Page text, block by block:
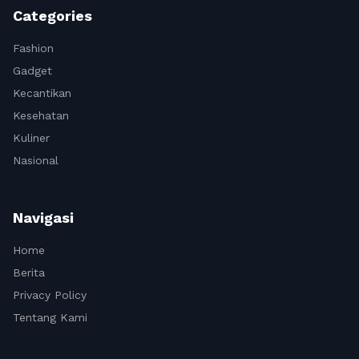
Categories
Fashion
Gadget
Kecantikan
Kesehatan
Kuliner
Nasional
Navigasi
Home
Berita
Privacy Policy
Tentang Kami